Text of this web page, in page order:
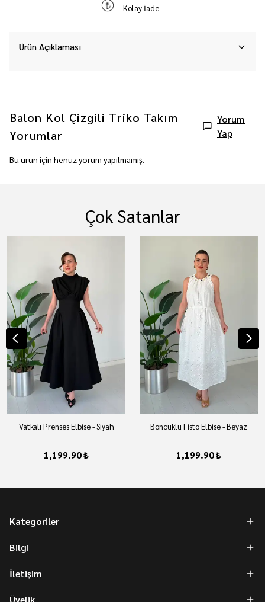
Kolay İade
Ürün Açıklaması
Balon Kol Çizgili Triko Takım
Yorumlar
Yorum
Yap
Bu ürün için henüz yorum yapılmamış.
Çok Satanlar
Vatkalı Prenses Elbise - Siyah
1,199.90 ₺
Boncuklu Fisto Elbise - Beyaz
1,199.90 ₺
Kategoriler
Bilgi
İletişim
Üyelik